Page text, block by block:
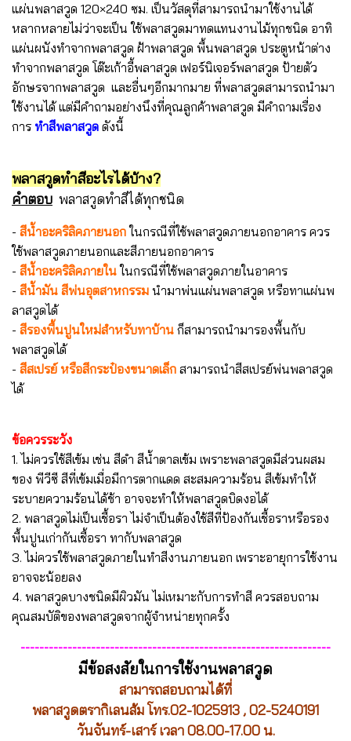
แผ่นพลาสวูด 120×240 ซม. เป็นวัสดุที่สามารถนำมาใช้งานได้
หลากหลายไม่ว่าจะเป็น ใช้พลาสวูดมาทดแทนงานไม้ทุกชนิด อาทิ
แผ่นผนังทำจากพลาสวูด ฝ้าพลาสวูด พื้นพลาสวูด ประตูหน้าต่าง
ทำจากพลาสวูด โต๊ะเก้าอี้พลาสวูด เฟอร์นิเจอร์พลาสวูด ป้ายตัว
อักษรจากพลาสวูด และอื่นๆอีกมากมาย ที่พลาสวูดสามารถนำมา
ใช้งานได้ แต่มีคำถามอย่างนึงที่คุณลูกค้าพลาสวูด มีคำถามเรื่อง
การ ทำสีพลาสวูด ดังนี้
พลาสวูดทำสีอะไรได้บ้าง?
คำตอบ พลาสวูดทำสีได้ทุกชนิด
- สีน้ำอะคริลิคภายนอกในกรณีที่ใช้พลาสวูดภายนอกอาคาร ควร
ใช้พลาสวูดภายนอกและสีภายนอกอาคาร
- สีน้ำอะคริลิคภายในในกรณีที่ใช้พลาสวูดภายในอาคาร
- สีน้ำมัน สีพ่นอุตสาหกรรม นำมาพ่นแผ่นพลาสวูด หรือทาแผ่นพ
ลาสวูดได้
- สีรองพื้นปูนใหม่สำหรับทาบ้าน ก็สามารถนำมารองพื้นกับ
พลาสวูดได้
- สีสเปรย์ หรือสีกระป๋องขนาดเล็ก สามารถนำสีสเปรย์พ่นพลาสวูด
ได้
ข้อควรระวัง
1. ไม่ควรใช้สีเข้ม เช่น สีดำ สีน้ำตาลเข้ม เพราะพลาสวูดมีส่วนผสม
ของ พีวีซี สีที่เข้มเมื่อมีการตากแดด สะสมความร้อน สีเข้มทำให้
ระบายความร้อนได้ช้า อาจจะทำให้พลาสวูดบิดงอได้
2. พลาสวูดไม่เป็นเชื้อรา ไม่จำเป็นต้องใช้สีที่ป้องกันเชื้อราหรือรอง
พื้นปูนเก่ากันเชื้อรา ทากับพลาสวูด
3. ไม่ควรใช้พลาสวูดภายในทำสีงานภายนอก เพราะอายุการใช้งาน
อาจจะน้อยลง
4. พลาสวูดบางชนิดมีผิวมัน ไม่เหมาะกับการทำสี ควรสอบถาม
คุณสมบัติของพลาสวูดจากผู้จำหน่ายทุกครั้ง
------------------------------------------------------------------
มีข้อสงสัยในการใช้งานพลาสวูด
สามารถสอบถามได้ที่
พลาสวูดตรากิเลนส้ม โทร.02-1025913 ,02-5240191
วันจันทร์-เสาร์ เวลา 08.00-17.00 น.